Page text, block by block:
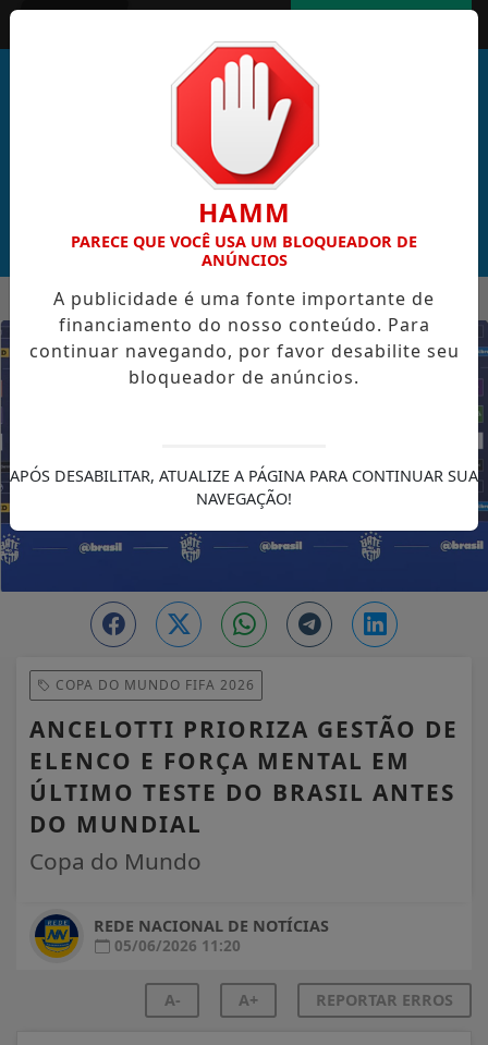
DE CABO VERDE VENCE ELEIÇÃO DO GOL MAIS BONITO DA
EM ALTA
MENU
COPA DO MUNDO FIFA 2026
ANCELOTTI PRIORIZA GESTÃO DE
ELENCO E FORÇA MENTAL EM
ÚLTIMO TESTE DO BRASIL ANTES
DO MUNDIAL
Copa do Mundo
REDE NACIONAL DE NOTÍCIAS
05/06/2026 11:20
A- A+ REPORTAR ERROS
HAMM
PARECE QUE VOCÊ USA UM BLOQUEADOR DE
ANÚNCIOS
A publicidade é uma fonte importante de
financiamento do nosso conteúdo. Para
continuar navegando, por favor desabilite seu
bloqueador de anúncios.
APÓS DESABILITAR, ATUALIZE A PÁGINA PARA CONTINUAR SUA
NAVEGAÇÃO!